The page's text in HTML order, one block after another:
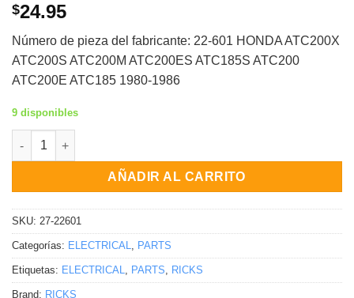
$24.95
Número de pieza del fabricante: 22-601 HONDA ATC200X
ATC200S ATC200M ATC200ES ATC185S ATC200
ATC200E ATC185 1980-1986
9 disponibles
Bobina de pulso Honda ATC200X ATC200S ATC200M
AÑADIR AL CARRITO
SKU: 27-22601
Categorías: ELECTRICAL PARTS
Etiquetas: ELECTRICAL PARTS RICKS
Brand: RICKS